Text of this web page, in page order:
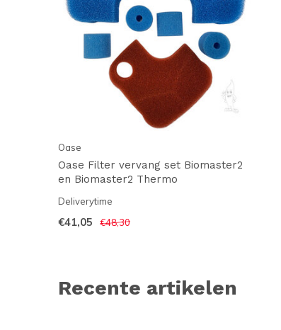
Oase
Oase Filter vervang set Biomaster2
en Biomaster2 Thermo
Deliverytime
€41,05 €48,30
Recente artikelen